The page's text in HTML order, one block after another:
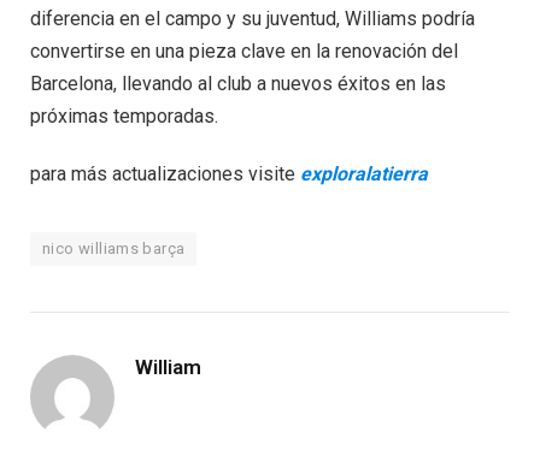
diferencia en el campo y su juventud, Williams podría
convertirse en una pieza clave en la renovación del
Barcelona, llevando al club a nuevos éxitos en las
próximas temporadas.
para más actualizaciones visite exploralatierra
nico williams barça
William